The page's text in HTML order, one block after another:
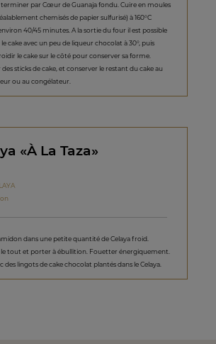
par Cœur de Guanaja fondu. Cuire en moules
chemisés de papier sulfurisé) à 160°C
40/45 minutes. A la sortie du four il est possible
cake avec un peu de liqueur chocolat à 30°, puis
le cake sur le côté pour conserver sa forme.
sticks de cake, et conserver le restant du cake au
ou au congélateur.
«À La Taza»
dans une petite quantité de Celaya froid.
le tout et porter à ébullition. Fouetter énergiquement.
des lingots de cake chocolat plantés dans le Celaya.